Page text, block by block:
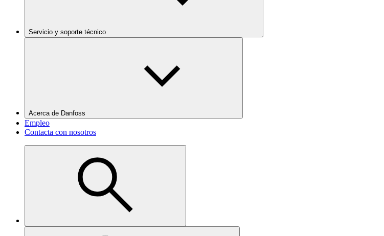
Servicio y soporte técnico
Acerca de Danfoss
Empleo
Contacta con nosotros